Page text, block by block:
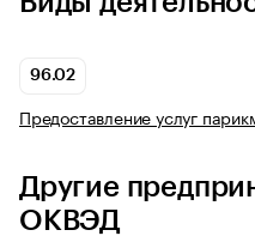
96.02
Предоставление услуг
Другие
ОКВЭД